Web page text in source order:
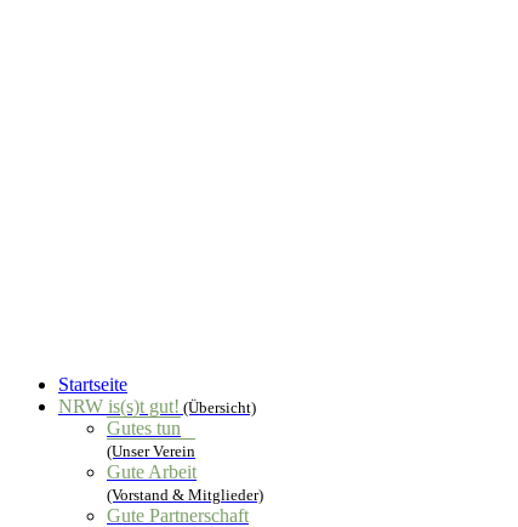
Startseite
NRW is(s)t gut! (Übersicht)
Gutes tun
(Unser Verein
Gute Arbeit
(Vorstand & Mitglieder)
Gute Partnerschaft